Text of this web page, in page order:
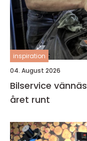
inspiration
04. August 2026
Bilservice vännäs så tar du hand om bilen
året runt